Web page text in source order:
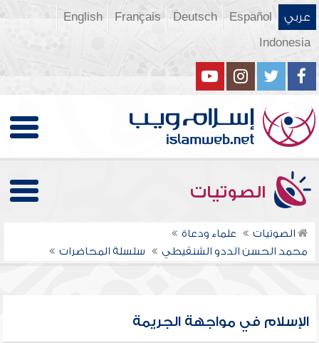
عربي Español
Deutsch
Français
English
Indonesia
الصوتيات
الصوتيات
علماء ودعاة
محمد الحسن الددو الشنقيطي
سلسلة المحاضرات
الإسلام في مواجهة الجريمة